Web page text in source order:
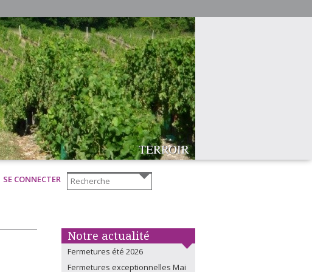
COMPETITIVITE
TERROIR
ADAPTABILITE
FIABILITE
PROXIMITE
DIVERSITE
DISPONIBILITE
REACTIVITE
ORIGINALITE
SE CONNECTER
Notre actualité
Fermetures été 2026
Fermetures exceptionnelles Mai